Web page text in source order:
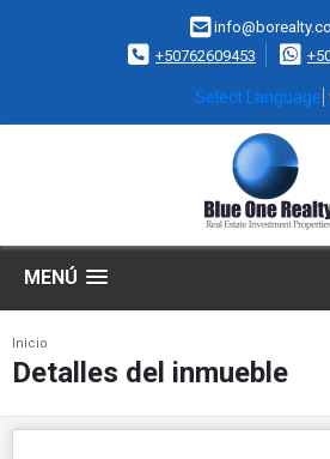
+50762609453
Select Language
MENÚ
Inicio
Detalles del inmueble